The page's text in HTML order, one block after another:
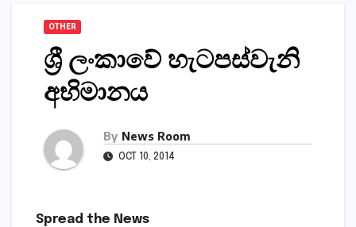
OTHER
ශ්‍රී ලංකාවේ හැටපස්‌වැනි
අභිමානය
By News Room
OCT 10, 2014
Spread the News